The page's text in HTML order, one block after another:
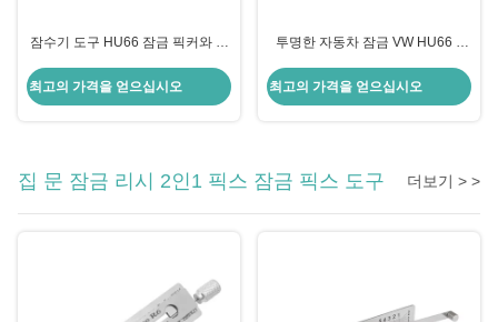
잠수기 도구 HU66 잠금 픽커와 함
최고의 가격을 얻으십시오
투명한 자동차 잠금 VW HU66 2
최고의 가격을 얻으십시오
집 문 잠금 리시 2인1 픽스 잠금 픽스 도구 더보기 > >